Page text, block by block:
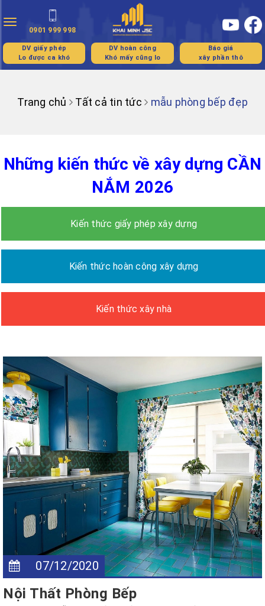
Toggle
navigation
0901 999 998
DV giấy phép
Lo được ca khó
DV hoàn công
Khó mấy cũng lo
Báo giá
xây phần thô
Trang chủ Tất cả tin tức mẫu phòng bếp đẹp
Những kiến thức về xây dựng CẦN
NẮM 2026
Kiến thức giấy phép xây dựng
Kiến thức hoàn công xây dựng
Kiến thức xây nhà
07/12/2020
Nội Thất Phòng Bếp